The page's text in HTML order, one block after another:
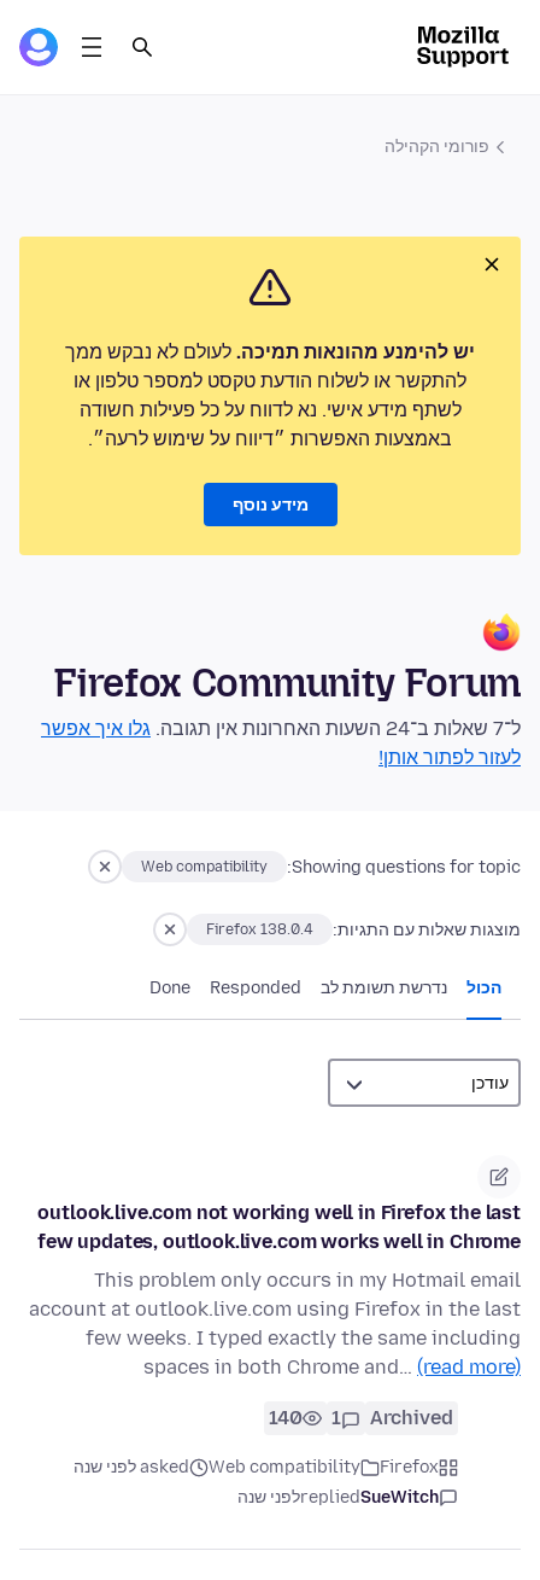
פורומי הקהילה
יש להימנע מהונאות תמיכה. לעולם לא נבקש ממך
להתקשר או לשלוח הודעת טקסט למספר טלפון או
לשתף מידע אישי. נא לדווח על כל פעילות חשודה
באמצעות האפשרות ״דיווח על שימוש לרעה״.
מידע נוסף
Firefox Community Forum
ל־7 שאלות ב־24 השעות האחרונות אין תגובה.
גלו איך אפשר
לעזור לפתור אותן!
Showing questions for topic:
Web compatibility
מוצגות שאלות עם התגיות: Firefox 138.0.4
הכול נדרשת תשומת לב Responded
Done
outlook.live.com not working well in Firefox the last
few updates, outlook.live.com works well in Chrome
This problem only occurs in my Hotmail email
account at outlook.live.com using Firefox in the last
few weeks. I typed exactly the same including
spaces in both Chrome and… (read more)
Archived
1
140
Firefox
Web compatibility
asked לפני שנה
SueWitch
repliedלפני שנה